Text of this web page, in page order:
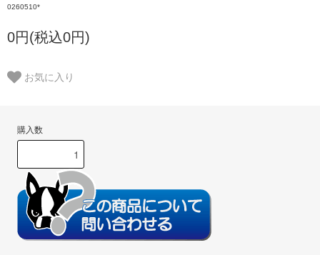
0260510*
0円(税込0円)
お気に入り
購入数